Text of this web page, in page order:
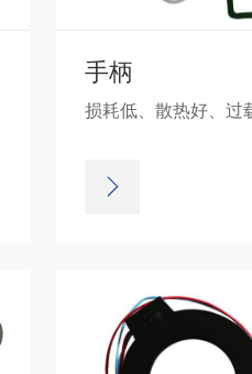
手柄
损耗低、散热好、过